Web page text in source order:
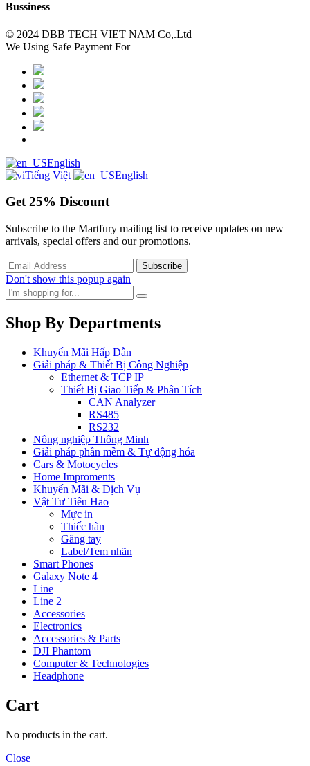
Bussiness
© 2024 DBB TECH VIET NAM Co,.Ltd
We Using Safe Payment For
English
Tiếng Việt
English
Get25% Discount
Subscribe to the Martfury mailing list to receive updates on new
arrivals, special offers and our promotions.
Don't show this popup again
Shop By Departments
Khuyến Mãi Hấp Dẫn
Giải pháp & Thiết Bị Công Nghiệp
Ethernet & TCP IP
Thiết Bị Giao Tiếp & Phân Tích
CAN Analyzer
RS485
RS232
Nông nghiệp Thông Minh
Giải pháp phần mềm & Tự động hóa
Cars & Motocycles
Home Improments
Khuyến Mãi & Dịch Vụ
Vật Tư Tiêu Hao
Mực in
Thiếc hàn
Găng tay
Label/Tem nhãn
Smart Phones
Galaxy Note 4
Line
Line 2
Accessories
Electronics
Accessories & Parts
DJI Phantom
Computer & Technologies
Headphone
Cart
No products in the cart.
Close